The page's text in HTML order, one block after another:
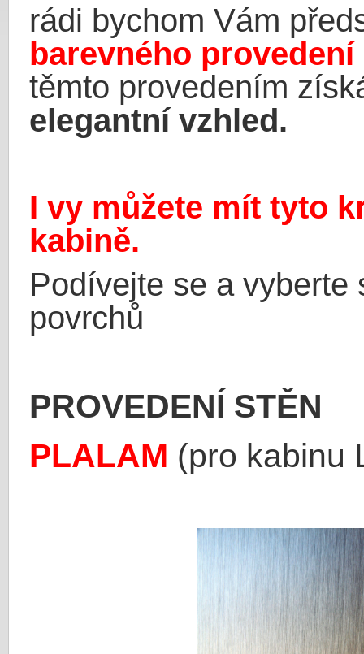
rádi bychom Vám
barevného
těmto provedením
elegantní vzhled.
I vy můžete mít tyto
kabině.
Podívejte se a vyberte
povrchů
PROVEDENÍ STĚN
PLALAM (pro kabinu